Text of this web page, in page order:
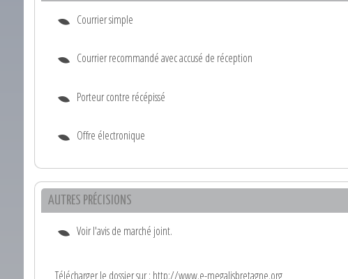
Courrier simple
Courrier recommandé avec accusé de réception
Porteur contre récépissé
Offre électronique
AUTRES PRÉCISIONS
Voir l'avis de marché joint.
Télécharger le dossier sur : http://www.e-megalisbretagne.org